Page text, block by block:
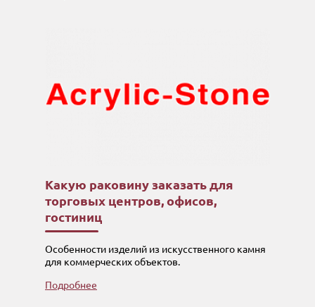
Какую раковину заказать для
торговых центров, офисов,
гостиниц
Особенности изделий из искусственного камня
для коммерческих объектов.
Подробнее